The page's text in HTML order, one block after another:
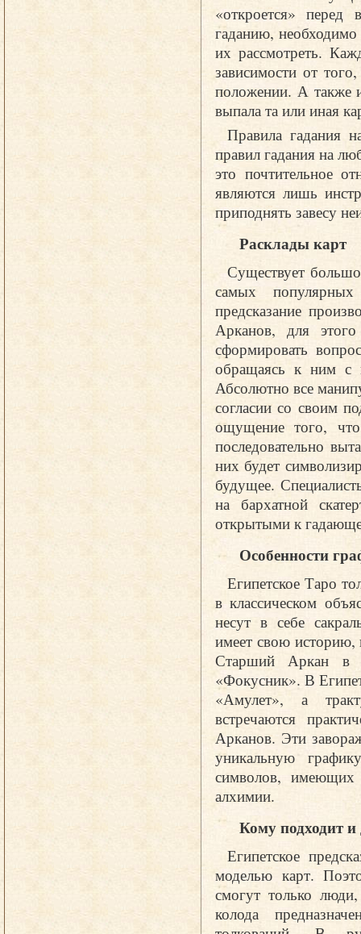
«откроется»
гаданию, необходимо
их рассмотреть.
зависимости от
положении. А также
выпала та или иная
Правила гадания
правил гадания на
это почтительное
являются лишь
приподнять завесу
Расклады карт
Существует
самых
предсказание
Арканов, для
сформировать
обращаясь к ним с
Абсолютно все
согласии со своим
ощущение того,
последовательно
них будет
будущее.
на бархатной
открытыми к
Особенности
Египетское Таро
в классическом
несут в себе
имеет свою
Старший Аркан в
«Фокусник». В
«Амулет», а
встречаются
Арканов. Эти
уникальную
символов, имеющих
алхимии.
Кому подходит и
Египетское
моделью карт.
смогут только
колода